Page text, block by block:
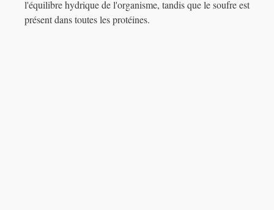
l'équilibre hydrique de l'organisme, tandis que le soufre est
présent dans toutes les protéines.